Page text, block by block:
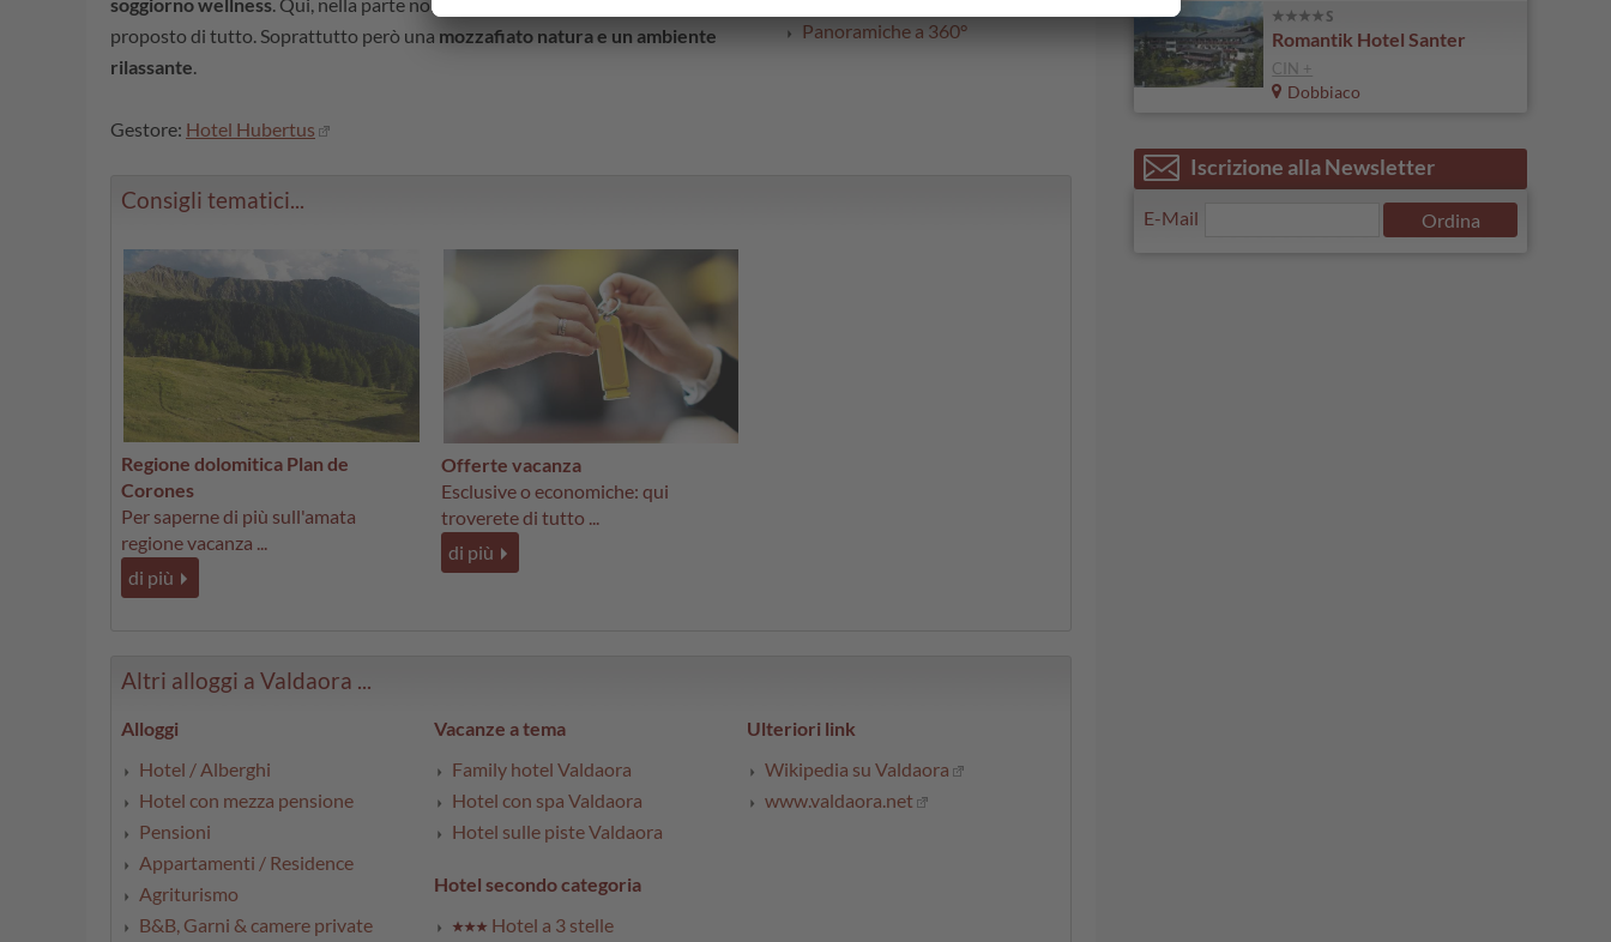
proposto di tutto. Soprattutto però una mozzafiato natura e un ambiente
rilassante
Gestore: Hotel Hubertus
Panoramiche a 360°
Consigli tematici...
Regione dolomitica Plan de
Corones
Per saperne di più sull'amata
regione vacanza ...
di più
Offerte vacanza
Esclusive o economiche: qui
troverete di tutto ...
di più
Altri alloggi a Valdaora ...
Alloggi
Hotel / Alberghi
Hotel con mezza pensione
Pensioni
Appartamenti / Residence
Agriturismo
B&B, Garni & camere private
Vacanze a tema
Family hotel Valdaora
Hotel con spa Valdaora
Hotel sulle piste Valdaora
Hotel secondo categoria
Hotel a 3 stelle
Ulteriori link
Wikipedia su Valdaora
www.valdaora.net
Romantik Hotel Santer
CIN +
Dobbiaco
Iscrizione alla Newsletter
E-Mail